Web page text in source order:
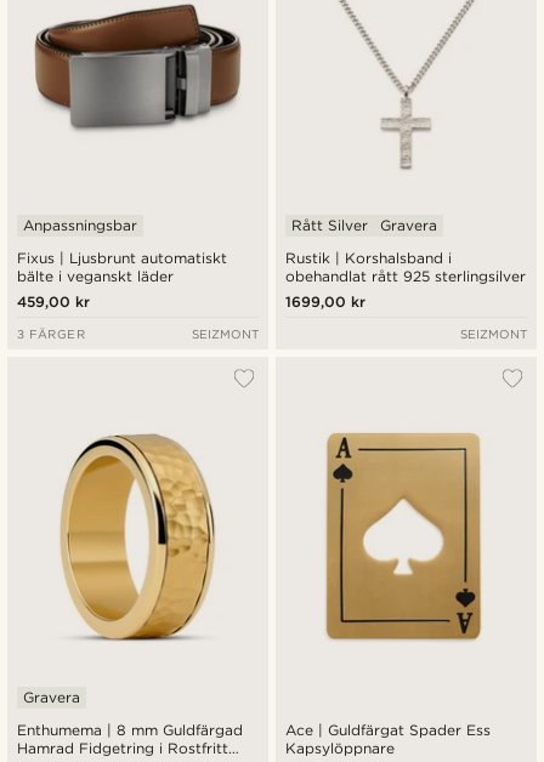
Fixus | Ljusbrunt automatiskt
bälte i veganskt läder
Anpassningsbar
459,00 kr
3 FÄRGER SEIZMONT
Rustik | Korshalsband i
obehandlat rått 925 sterlingsilver
Rått Silver Gravera
1699,00 kr
SEIZMONT
Enthumema | 8 mm Guldfärgad
Hamrad Fidgetring i Rostfritt
Gravera
Ace | Guldfärgat Spader Ess
Kapsylöppnare